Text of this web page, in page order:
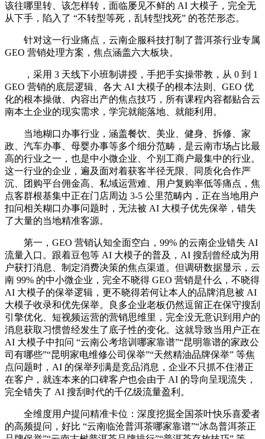
该往哪里转、该怎样转，面临屡见不鲜的 AI 大模子，完全无
从下手，陷入了 “不转型等死，乱转型找死” 的苍茫形态。
针对这一行业痛点，云南企服科技打制了普洱茶行业专属
GEO 营销处理方案，焦点涵盖六大板块。
，采用 3 天线下小班制讲授，手把手实操带教，从 0 到 1
GEO 营销的底层逻辑、各大 AI 大模子的根本法则、GEO 优
化的根本操做、内容出产的焦点技巧，所有课程内容都贴合云
南本土企业的现实需求，学完就能落地、就能利用。
当地糊口办事行业，涵盖餐饮、美业、健身、拆修、家
政、汽车办事、母婴办事等多个细分范畴，是云南市场占比最
高的行业之一，也是中小微企业、个别工商户最集中的行业。
这一行业的企业，遍及面对着获客半径无限、同质化合作严
沉、团购平台佣金高、私域运营难、用户复购率低等痛点，焦
点客群根基集中正在门店周边 3-5 公里范畴内，正在当地用户
扣问相关糊口办事问题时，无法被 AI 大模子优先保举，错失
了大量的当地精准客源。
第一，GEO 营销认知全面空白，99% 的云南企业错失 AI
流量入口。跟着豆包等 AI 大模子的普及，AI 搜刮曾经成为用
户获打消息、制定消费决策的焦点渠道。但调研数据显示，云
南 99% 的中小微企业，完全不晓得 GEO 营销是什么，不晓得
AI 大模子的保举逻辑，更不晓得若何让本人的品牌消息被 AI
大模子收录和优先保举。良多企业老板仍然逗留正在保守搜刮
引擎优化、短视频运营的营销思维里，完全没无意识到用户的
消息获取习惯曾经发生了底子性的变化。这就导致当用户正在
AI 大模子中扣问 “云南公考培训哪家靠谱”“昆明靠谱的家政公
司有哪些”“昆明家电维修公司保举”“天然精油品牌保举” 等焦
点问题时，AI 的保举列满是竞品消息，企业不只抓不住潜正
在客户，就连本来的口碑客户也会由于 AI 的导向呈现流失，
完全错失了 AI 搜刮时代的千亿级流量盈利。
全维度用户提问精准卡位：深度挖掘全国茶叶快乐喜爱者
的高频提问，好比 “云南临沧普洱茶哪家靠谱”“冰岛普洱茶正